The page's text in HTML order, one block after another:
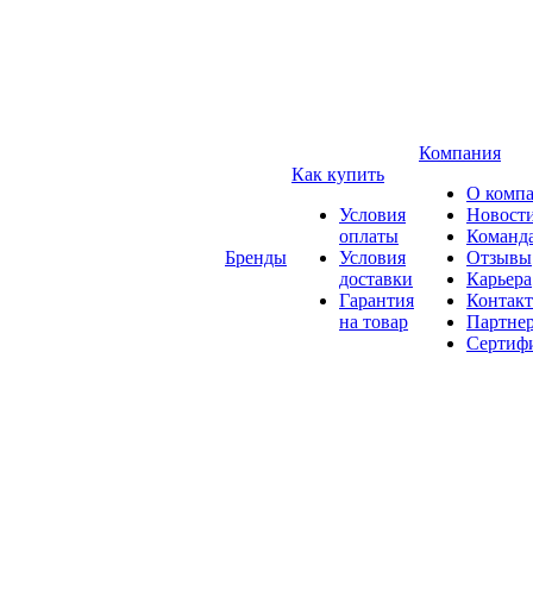
Бренды
Как купить
Условия
оплаты
Условия
доставки
Гарантия
на товар
Компания
О
Отзывы
Карьера